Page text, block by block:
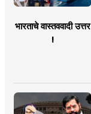
भारताचे वास्तववादी उत्तर
!